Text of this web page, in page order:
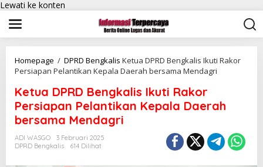
Lewati ke konten
Homepage / DPRD Bengkalis Ketua DPRD Bengkalis Ikuti Rakor
Persiapan Pelantikan Kepala Daerah bersama Mendagri
Ketua DPRD Bengkalis Ikuti Rakor
Persiapan Pelantikan Kepala Daerah
bersama Mendagri
ADI WASGO
3 Februari 2025
DPRD Bengkalis
614 Dilihat